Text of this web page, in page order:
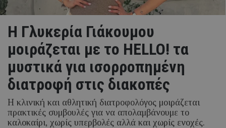
H Γλυκερία Γιάκουμου
μοιράζεται με το HELLO! τα
μυστικά για ισορροπημένη
διατροφή στις διακοπές
Η κλινική και αθλητική διατροφολόγος μοιράζεται
πρακτικές συμβουλές για να απολαμβάνουμε το
καλοκαίρι, χωρίς υπερβολές αλλά και χωρίς ενοχές.